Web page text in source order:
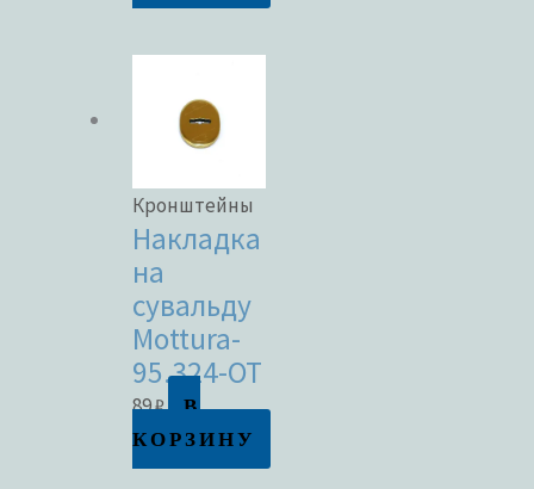
Кронштейны
Накладка
на
сувальду
Mottura-
95.324-OT
89₽
В
КОРЗИНУ